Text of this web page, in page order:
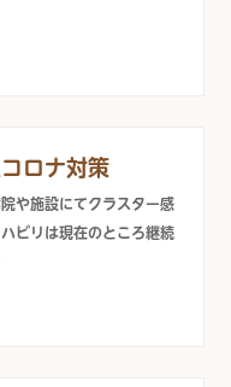
ロナ対策
や施設にてクラスター感
ビリは現在のところ継続